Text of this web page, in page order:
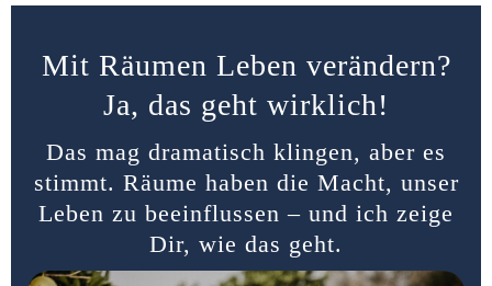
Mit Räumen Leben verändern?
Ja, das geht wirklich!
Das mag dramatisch klingen, aber es
stimmt. Räume haben die Macht, unser
Leben zu beeinflussen – und ich zeige
Dir, wie das geht.